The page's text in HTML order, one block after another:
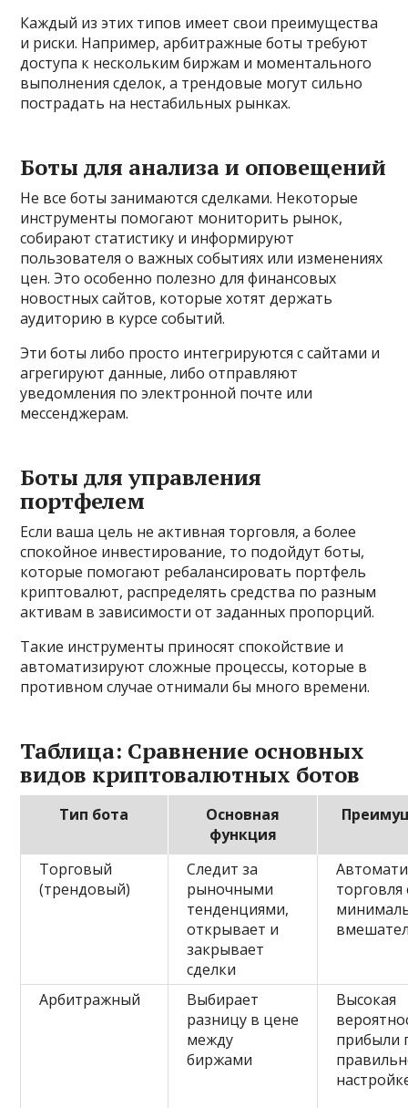
Каждый из этих типов имеет свои преимущества
и риски. Например, арбитражные боты требуют
доступа к нескольким биржам и моментального
выполнения сделок, а трендовые могут сильно
пострадать на нестабильных рынках.
Боты для анализа и оповещений
Не все боты занимаются сделками. Некоторые
инструменты помогают мониторить рынок,
собирают статистику и информируют
пользователя о важных событиях или изменениях
цен. Это особенно полезно для финансовых
новостных сайтов, которые хотят держать
аудиторию в курсе событий.
Эти боты либо просто интегрируются с сайтами и
агрегируют данные, либо отправляют
уведомления по электронной почте или
мессенджерам.
Боты для управления
портфелем
Если ваша цель не активная торговля, а более
спокойное инвестирование, то подойдут боты,
которые помогают ребалансировать портфель
криптовалют, распределять средства по разным
активам в зависимости от заданных пропорций.
Такие инструменты приносят спокойствие и
автоматизируют сложные процессы, которые в
противном случае отнимали бы много времени.
Таблица: Сравнение основных
видов криптовалютных ботов
Тип бота
Основная
функция
Торговый
(трендовый)
Следит за
рыночными
тенденциями,
открывает и
закрывает
сделки
торговля
Арбитражный
Выбирает
разницу в цене
между
биржами
Высокая
прибыли